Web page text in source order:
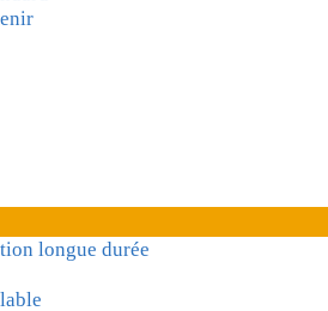
longue durée